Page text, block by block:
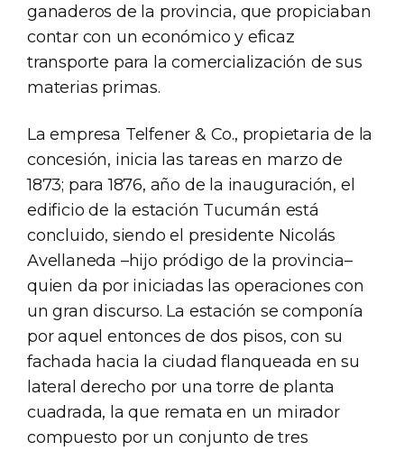
ganaderos de la provincia, que propiciaban
contar con un económico y eficaz
transporte para la comercialización de sus
materias primas.
La empresa Telfener & Co., propietaria de la
concesión, inicia las tareas en marzo de
1873; para 1876, año de la inauguración, el
edificio de la estación Tucumán está
concluido, siendo el presidente Nicolás
Avellaneda –hijo pródigo de la provincia–
quien da por iniciadas las operaciones con
un gran discurso. La estación se componía
por aquel entonces de dos pisos, con su
fachada hacia la ciudad flanqueada en su
lateral derecho por una torre de planta
cuadrada, la que remata en un mirador
compuesto por un conjunto de tres